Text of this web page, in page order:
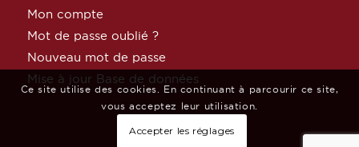
Mon compte
Mot de passe oublié ?
Nouveau mot de passe
Mise à jour Base de données
Ce site utilise des cookies. En continuant à parcourir ce site,
vous acceptez leur utilisation.
Accepter les réglages